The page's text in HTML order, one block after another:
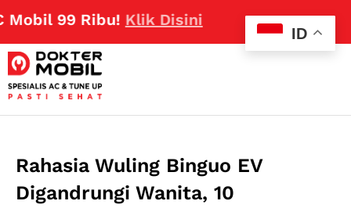
99 Ribu!Klik Disini
Rahasia Wuling Binguo EV
Digandrungi Wanita, 10
ID